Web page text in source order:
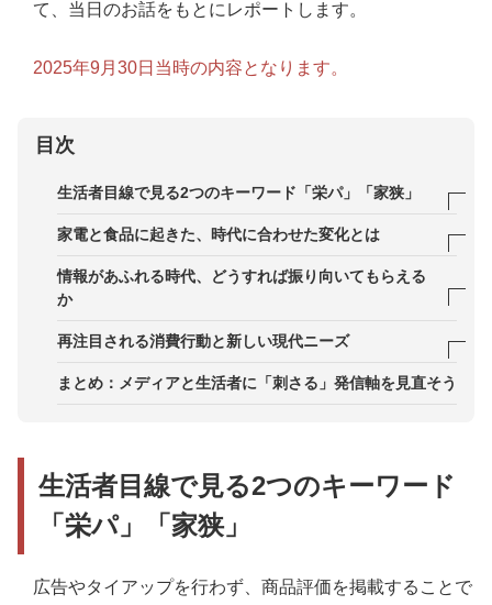
て、当日のお話をもとにレポートします。
2025年9月30日当時の内容となります。
目次
生活者目線で見る2つのキーワード「栄パ」「家狭」
栄養パフォーマンスの「二極化」
「おうちが狭い」「キッチンが狭い」問題
家電と食品に起きた、時代に合わせた変化とは
冷凍食品の定着による調理家電の進化
情報があふれる時代、どうすれば振り向いてもらえる
か
「自分ごと」として受け取られる特別感を伝える
共感を生む端的なメッセージを採用する
再注目される消費行動と新しい現代ニーズ
あらためて重要視されるリアルな売り場の「体験」
まとめ：メディアと生活者に「刺さる」発信軸を見直そう
生活者目線で見る2つのキーワード
「栄パ」「家狭」
広告やタイアップを行わず、商品評価を掲載することで